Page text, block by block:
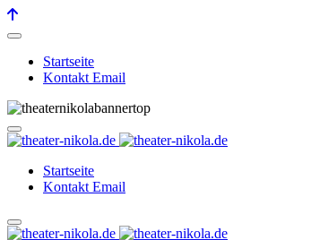
Startseite
Kontakt Email
Startseite
Kontakt Email